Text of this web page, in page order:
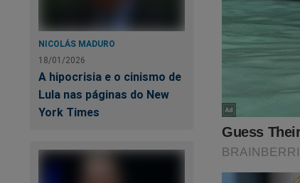
NICOLÁS MADURO
18/01/2026
A hipocrisia e o cinismo de
Lula nas páginas do New
York Times
Siga o Jornal
Torne-se
Verdade,
link:
https://
Nas últimas
será o ponto
presidente